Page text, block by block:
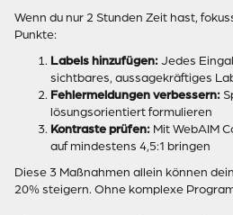
Wenn du nur 2 Stunden Zeit hast,
Punkte:
Labels hinzufügen: Jedes
sichtbares, aussagekräftiges
Fehlermeldungen verbessern:
lösungsorientiert formulieren
Kontraste prüfen: Mit WebAIM
auf mindestens 4,5:1 bringen
Diese 3 Maßnahmen allein können
20% steigern. Ohne komplexe